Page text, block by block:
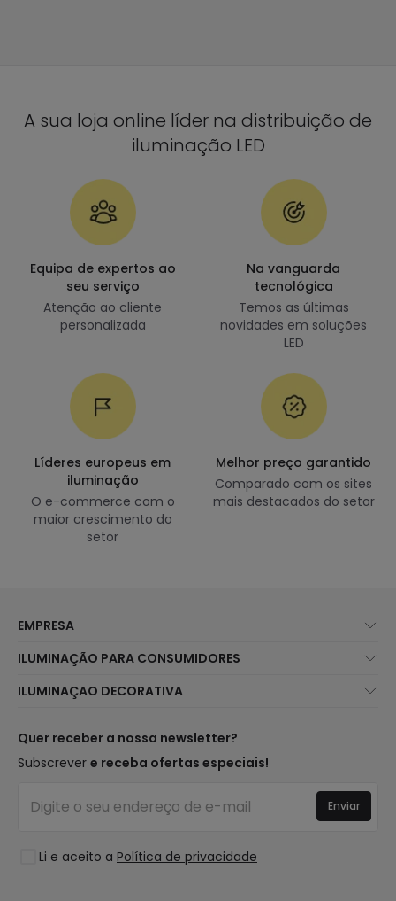
A sua loja online líder na distribuição de
iluminação LED
Equipa de expertos ao
seu serviço
Atenção ao cliente
personalizada
Na vanguarda
tecnológica
Temos as últimas
novidades em soluções
LED
Líderes europeus em
iluminação
O e-commerce com o
maior crescimento do
setor
Melhor preço garantido
Comparado com os sites
mais destacados do setor
EMPRESA
Atendimento ao Cliente
Métodos de Envio
É Profissional?
Perguntas Frequentes (FAQ)
ILUMINAÇÃO PARA CONSUMIDORES
Marcas
Calculadora
Iluminação para empresas
ILUMINAÇAO DECORATIVA
Tendências
Marcas de Decoração Premium
Espaços
Coleções
Quer receber a nossa newsletter?
Subscrever e receba ofertas especiais!
Li e aceito a Política de privacidade
Enviar